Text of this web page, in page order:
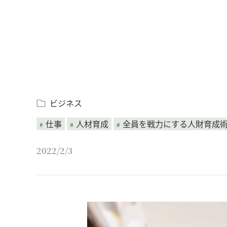
ビジネス
仕事
人材育成 全員を戦力にする人財育成
2022/2/3